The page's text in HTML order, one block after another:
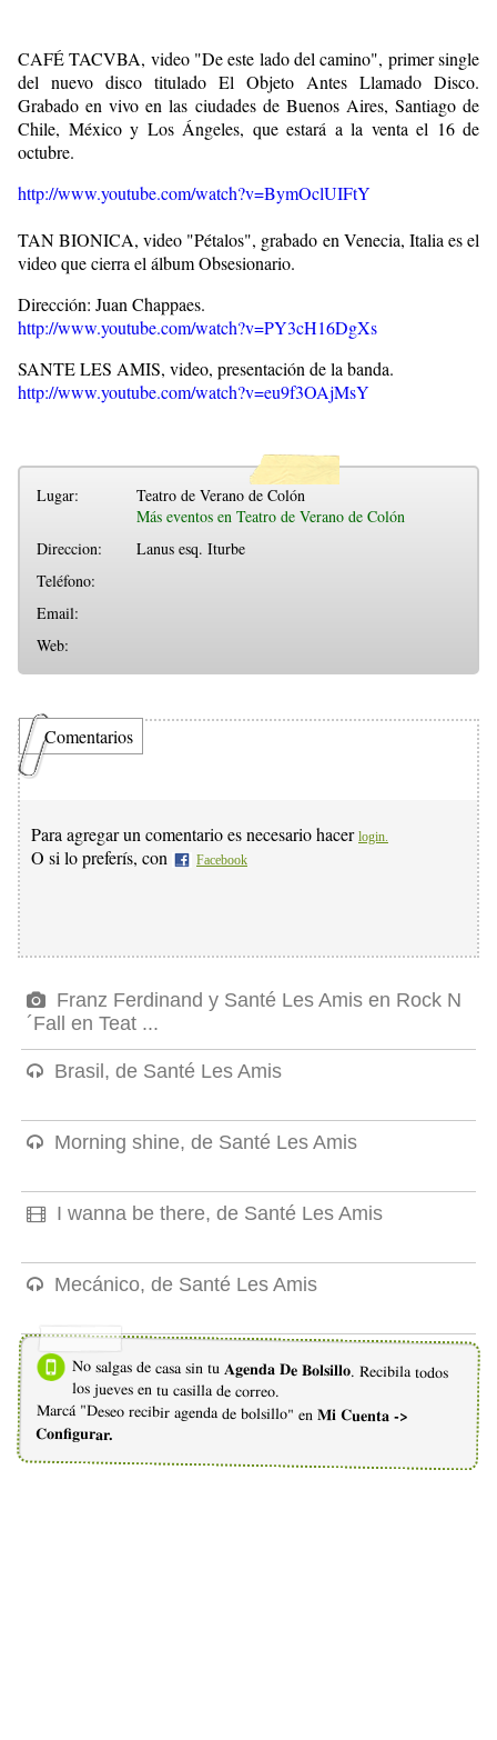
CAFÉ TACVBA, video "De este lado del camino", primer single
del nuevo disco titulado El Objeto Antes Llamado Disco.
Grabado en vivo en las ciudades de Buenos Aires, Santiago de
Chile, México y Los Ángeles, que estará a la venta el 16 de
octubre.
http://www.youtube.com/watch?v=BymOclUIFtY
TAN BIONICA, video "Pétalos", grabado en Venecia, Italia es el
video que cierra el álbum Obsesionario.
Dirección: Juan Chappaes.
http://www.youtube.com/watch?v=PY3cH16DgXs
SANTE LES AMIS, video, presentación de la banda.
http://www.youtube.com/watch?v=eu9f3OAjMsY
Lugar:
Teatro de Verano de Colón
Más eventos en Teatro de Verano de Colón
Direccion:
Lanus esq. Iturbe
Teléfono:
Email:
Web:
Comentarios
Para agregar un comentario es necesario hacer login.
O si lo preferís, con Facebook
Franz Ferdinand y Santé Les Amis en Rock N
´Fall en Teat ...
Brasil, de Santé Les Amis
Morning shine, de Santé Les Amis
I wanna be there, de Santé Les Amis
Mecánico, de Santé Les Amis
No salgas de casa sin tu Agenda De Bolsillo. Recibila todos
los jueves en tu casilla de correo.
Marcá "Deseo recibir agenda de bolsillo" en Mi Cuenta ->
Configurar.